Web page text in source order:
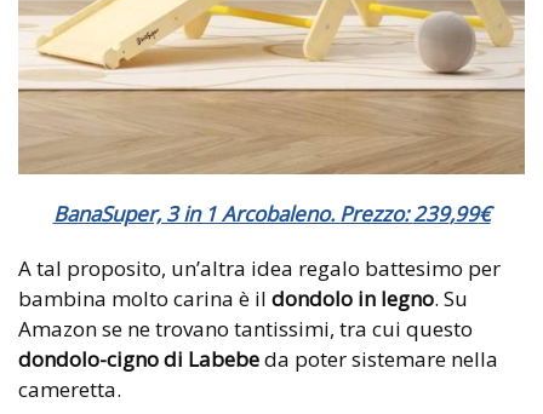
BanaSuper, 3 in 1 Arcobaleno. Prezzo:239,99€
A tal proposito, un’altra idea regalo battesimo per
bambina molto carina è il dondolo in legno. Su
Amazon se ne trovano tantissimi, tra cui questo
dondolo-cigno di Labebeda poter sistemare nella
cameretta.